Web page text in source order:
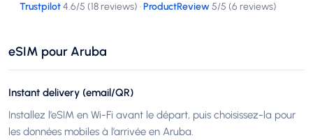
Trustpilot4.6/5 (18 reviews) ·ProductReview5/5 (6 reviews)
eSIM pour Aruba
Instant delivery (email/QR)
Installez l’eSIM en Wi-Fi avant le départ, puis choisissez-la pour
les données mobiles à l’arrivée en Aruba.